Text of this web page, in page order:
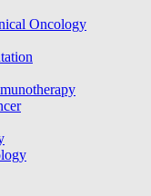
Oncology